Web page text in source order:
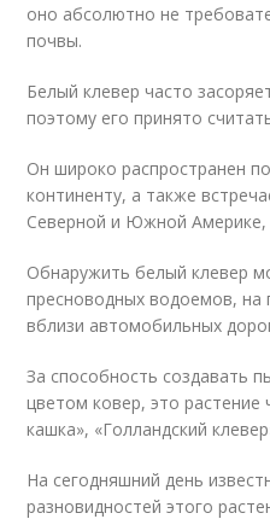
оно абсолютно не
почвы.
Белый клевер часто
поэтому его принято
Он широко распространен
континенту, а также
Северной и Южной Америке,
Обнаружить белый клевер
пресноводных водоемов, на
вблизи автомобильных
За способность создавать
цветом ковер, это растение
кашка», «Голландский
На сегодняшний день
разновидностей этого